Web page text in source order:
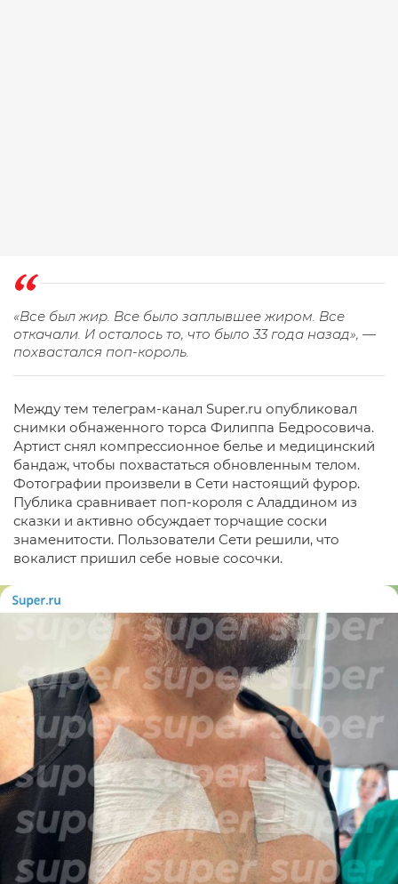
«Все был жир. Все было заплывшее жиром. Все
откачали. И осталось то, что было 33 года назад», —
похвастался поп-король.
Между тем телеграм-канал Super.ru опубликовал
снимки обнаженного торса Филиппа Бедросовича.
Артист снял компрессионное белье и медицинский
бандаж, чтобы похвастаться обновленным телом.
Фотографии произвели в Сети настоящий фурор.
Публика сравнивает поп-короля с Аладдином из
сказки и активно обсуждает торчащие соски
знаменитости. Пользователи Сети решили, что
вокалист пришил себе новые сосочки.